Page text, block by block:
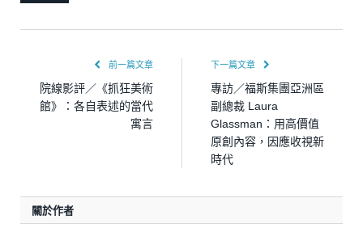
前一篇文章
院線影評／《抓狂美術
館》：各自表述的當代
寓言
下一篇文章
專訪／福斯集團亞洲區
副總裁 Laura
Glassman：用高價值
原創內容，因應收視新
時代
關於作者